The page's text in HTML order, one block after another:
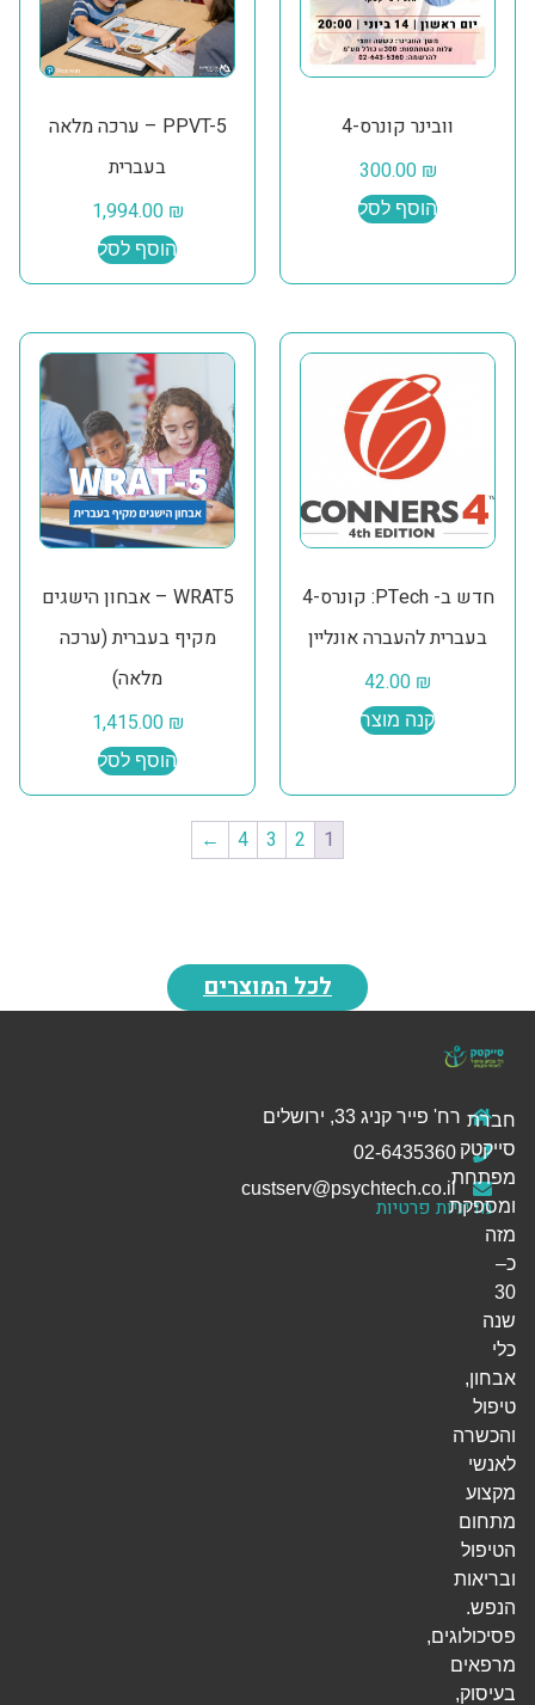
וובינר קונרס-4
300.00 ₪
הוסף לסל
PPVT-5 – ערכה מלאה
בעברית
1,994.00 ₪
הוסף לסל
חדש ב- PTech: קונרס-4
בעברית להעברה אונליין
42.00 ₪
קנה מוצר
WRAT5 – אבחון הישגים
מקיף בעברית (ערכה
מלאה)
1,415.00 ₪
הוסף לסל
1
2
3
4
←
לכל המוצרים
רח' פייר קניג 33, ירושלים
מדיניות פרטיות
חברת
סייקטק
מפתחת
ומספקת
מזה
כ–
30
שנה
כלי
אבחון,
טיפול
והכשרה
לאנשי
מקצוע
מתחום
הטיפול
ובריאות
הנפש.
פסיכולוגים,
מרפאים
בעיסוק,